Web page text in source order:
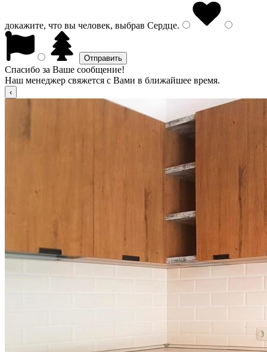
докажите, что вы человек, выбрав Сердце.
Спасибо за Ваше сообщение!
Наш менеджер свяжется с Вами в ближайшее время.